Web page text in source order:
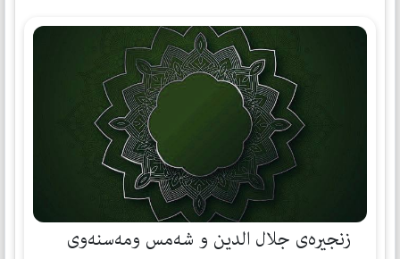
زنجيره‌ى جلال الدين و شه‌مس ومه‌سنه‌وى